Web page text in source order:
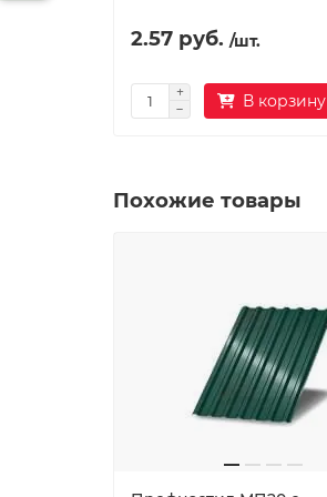
2.57 руб. /шт.
В корзину
Похожие товары